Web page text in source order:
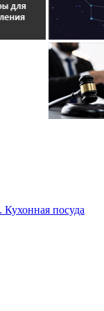
Кухонная посуда